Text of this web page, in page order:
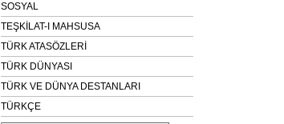
SOSYAL
TEŞKİLAT-I MAHSUSA
TÜRK ATASÖZLERİ
TÜRK DÜNYASI
TÜRK VE DÜNYA DESTANLARI
TÜRKÇE
Arama: